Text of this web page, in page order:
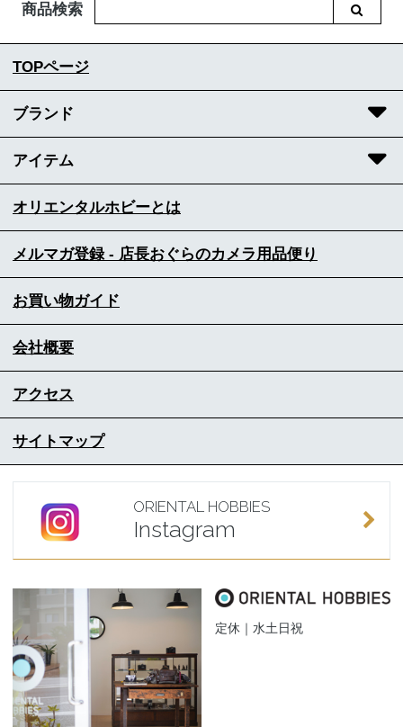
商品検索
TOPページ
ブランド
アイテム
オリエンタルホビーとは
メルマガ登録 - 店長おぐらのカメラ用品便り
お買い物ガイド
会社概要
アクセス
サイトマップ
ORIENTAL HOBBIES
Instagram
定休｜水土日祝